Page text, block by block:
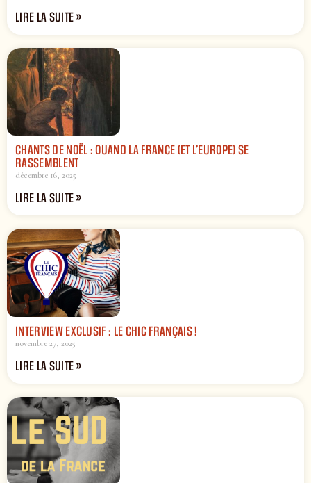
LIRE LA SUITE »
CHANTS DE NOËL : QUAND LA FRANCE (ET L’EUROPE) SE
RASSEMBLENT
décembre 16, 2025
LIRE LA SUITE »
INTERVIEW EXCLUSIF : LE CHIC FRANÇAIS !
novembre 27, 2025
LIRE LA SUITE »